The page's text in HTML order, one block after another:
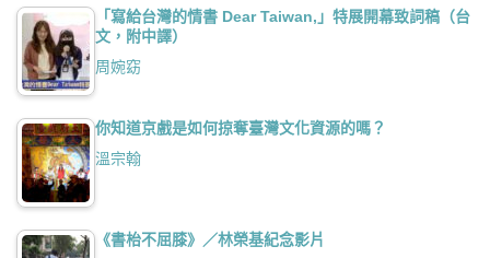
「寫給台灣的情書 Dear Taiwan,」特展開幕致詞稿（台
文，附中譯）
周婉窈
你知道京戲是如何掠奪臺灣文化資源的嗎？
溫宗翰
《書枱不屈膝》／林榮基紀念影片